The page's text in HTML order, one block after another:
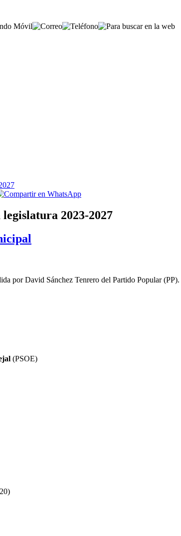
2023-2027
por David Sánchez Tenrero del Partido Popular (PP).
(PSOE)
)